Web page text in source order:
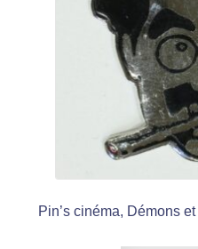
Pin’s cinéma, Démons